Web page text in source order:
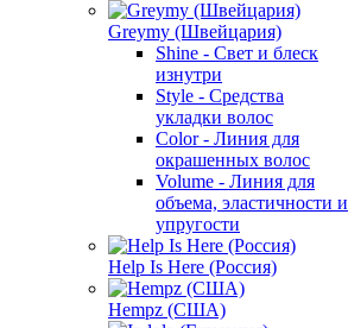
Greymy (Швейцария)
Shine - Свет и блеск
изнутри
Style - Средства
укладки волос
Color - Линия для
окрашенных волос
Volume - Линия для
объема, эластичности и
упругости
Help Is Here (Россия)
Hempz (США)